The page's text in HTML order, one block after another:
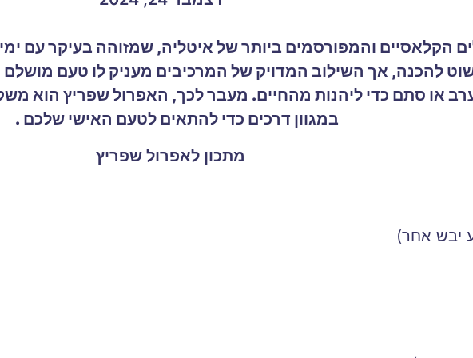
הקלאסיים והמפורסמים ביותר של איטליה, שמזוהה בעיקר עם
להכנה, אך השילוב המדויק של המרכיבים מעניק לו טעם מושלם
או סתם כדי ליהנות מהחיים. מעבר לכך, האפרול שפריץ הוא
במגוון דרכים כדי להתאים לטעם האישי שלכם .